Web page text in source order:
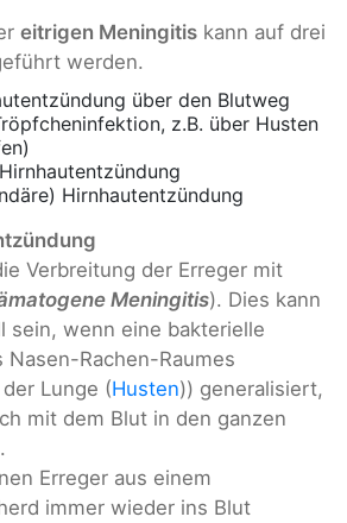
eitrigen Meningitis kann auf drei
werden.
über den Blutweg
z.B. über Husten
Hirnhautentzündung
Verbreitung der Erreger mit
Meningitis). Dies kann
sein, wenn eine bakterielle
Nasen-Rachen-Raumes
Lunge (Husten)) generalisiert,
mit dem Blut in den ganzen
Erreger aus einem
immer wieder ins Blut